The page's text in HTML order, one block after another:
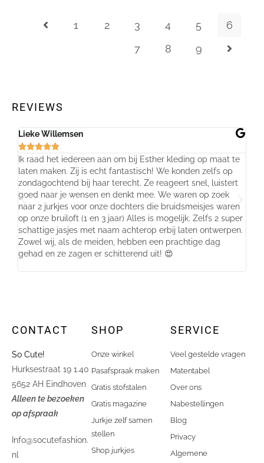
1 2 3 4 5
6
7
8 9
REVIEWS
Lieke Willemsen

Ik raad het iedereen aan om bij Esther kleding op maat te
laten maken. Zij is echt fantastisch! We konden zelfs op
zondagochtend bij haar terecht. Ze reageert snel, luistert
goed naar je wensen en denkt mee. We waren op zoek
naar 2 jurkjes voor onze dochters die bruidsmeisjes waren
op onze bruiloft (1 en 3 jaar) Alles is mogelijk. Zelfs 2 super
schattige jasjes met naam achterop erbij laten ontwerpen.
Zowel wij, als de meiden, hebben een prachtige dag
gehad en ze zagen er schitterend uit! 😍
CONTACT
So Cute!
Hurksestraat 19 1.40
5652 AH Eindhoven
Alleen te bezoeken
op afspraak
Info@socutefashion.
nl
SHOP
Onze winkel
Pasafspraak maken
Gratis stofstalen
Gratis magazine
Jurkje zelf samen
stellen
Shop jurkjes
SERVICE
Veel gestelde vragen
Matentabel
Over ons
Nabestellingen
Blog
Privacy
Algemene